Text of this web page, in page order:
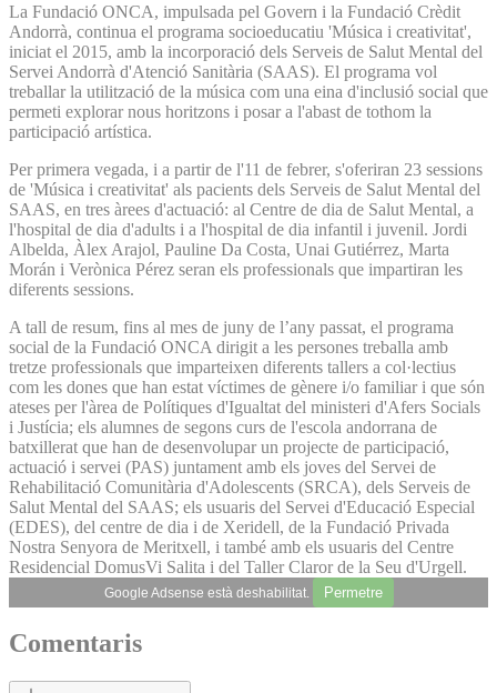
La Fundació ONCA, impulsada pel Govern i la Fundació Crèdit
Andorrà, continua el programa socioeducatiu 'Música i creativitat',
iniciat el 2015, amb la incorporació dels Serveis de Salut Mental del
Servei Andorrà d'Atenció Sanitària (SAAS). El programa vol
treballar la utilització de la música com una eina d'inclusió social que
permeti explorar nous horitzons i posar a l'abast de tothom la
participació artística.
Per primera vegada, i a partir de l'11 de febrer, s'oferiran 23 sessions
de 'Música i creativitat' als pacients dels Serveis de Salut Mental del
SAAS, en tres àrees d'actuació: al Centre de dia de Salut Mental, a
l'hospital de dia d'adults i a l'hospital de dia infantil i juvenil. Jordi
Albelda, Àlex Arajol, Pauline Da Costa, Unai Gutiérrez, Marta
Morán i Verònica Pérez seran els professionals que impartiran les
diferents sessions.
A tall de resum, fins al mes de juny de l’any passat, el programa
social de la Fundació ONCA dirigit a les persones treballa amb
tretze professionals que imparteixen diferents tallers a col·lectius
com les dones que han estat víctimes de gènere i/o familiar i que són
ateses per l'àrea de Polítiques d'Igualtat del ministeri d'Afers Socials
i Justícia; els alumnes de segons curs de l'escola andorrana de
batxillerat que han de desenvolupar un projecte de participació,
actuació i servei (PAS) juntament amb els joves del Servei de
Rehabilitació Comunitària d'Adolescents (SRCA), dels Serveis de
Salut Mental del SAAS; els usuaris del Servei d'Educació Especial
(EDES), del centre de dia i de Xeridell, de la Fundació Privada
Nostra Senyora de Meritxell, i també amb els usuaris del Centre
Residencial DomusVi Salita i del Taller Claror de la Seu d'Urgell.
Google Adsense està deshabilitat. Permetre
Comentaris